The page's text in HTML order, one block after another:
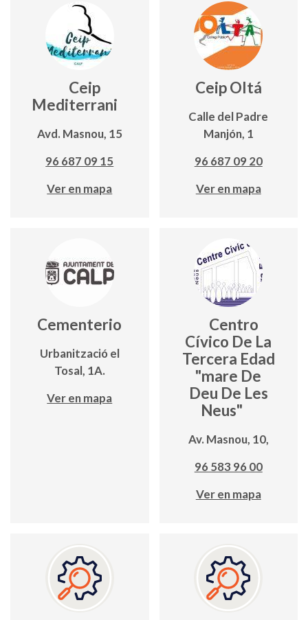
Ceip
Mediterrani
Avd. Masnou, 15
96 687 09 15
Ver en mapa
Ceip Oltá
Calle del Padre
Manjón, 1
96 687 09 20
Ver en mapa
Cementerio
Urbanització el
Tosal, 1A.
Ver en mapa
Centro
Cívico De La
Tercera Edad
"mare De
Deu De Les
Neus"
Av. Masnou, 10,
96 583 96 00
Ver en mapa